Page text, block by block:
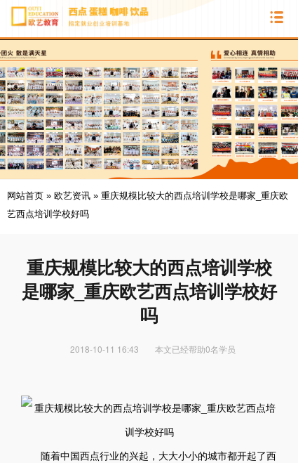
网站首页 » 欧艺资讯 » 重庆规模比较大的西点培训学校是哪家_重庆欧
艺西点培训学校好吗
重庆规模比较大的西点培训学校
是哪家_重庆欧艺西点培训学校好
吗
2018-10-11 16:43 本文已经帮助0名学员
随着中国西点行业的兴起，大大小小的城市都开起了西